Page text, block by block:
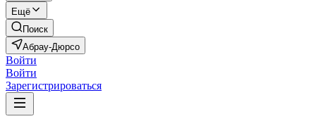
Ещё
Поиск
Абрау-Дюрсо
Войти
Войти
Зарегистрироваться